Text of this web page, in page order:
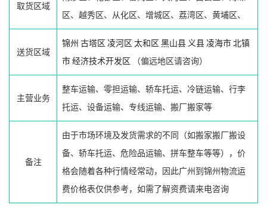
取货区域
区、越秀区、从化区、增城区、荔湾区、黄埔区、
送货区域
锦州 古塔区 凌河区 太和区 黑山县 义县 凌海市北镇
市经济技术开发区 （偏远地区请咨询）
主营业务
整车运输、零担运输、轿车托运、冷链运输、行李
托运、设备运输、专线运输、搬厂搬家等
备注
由于市场环境及发货需求的不同（如搬家搬厂搬设
备、轿车托运、危险品运输、拼车整车等等），价
格会随着各种行情经常动，因此广州到锦州物流运
费价格表仅供参考，如需了解资费请来电咨询